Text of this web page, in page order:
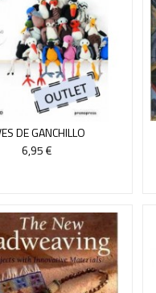
DE GANCHILLO
6,95 €